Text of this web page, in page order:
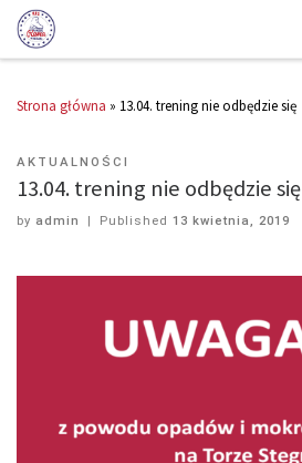
Strona główna » 13.04. trening nie odbędzie się
AKTUALNOŚCI
13.04. trening nie odbędzie się
by admin | Published13 kwietnia, 2019